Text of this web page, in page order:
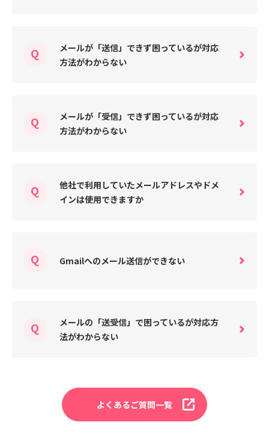
メールが「送信」できず困っているが対応
方法がわからない
メールが「受信」できず困っているが対応
方法がわからない
他社で利用していたメールアドレスやドメ
インは使用できますか
Gmailへのメール送信ができない
メールの「送受信」で困っているが対応方
法がわからない
よくあるご質問一覧